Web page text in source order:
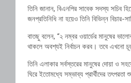
তিনি জানান, বিএনপির সাবেক সদস্য সচিব
জনপ্রতিনিধি না হয়েও তিনি বিভিন্ন
বাতছু বলেন, “২ নম্বর ওয়ার্ডের মানুষের
থাকলে অবশ্যই নির্বাচন করব। তবে এখনো
তিনি এলাকার সর্বস্তরের মানুষের দোয়া ও
ঘিরে ইতোমধ্যে সম্ভাব্য প্রার্থীদের তৎপরতা